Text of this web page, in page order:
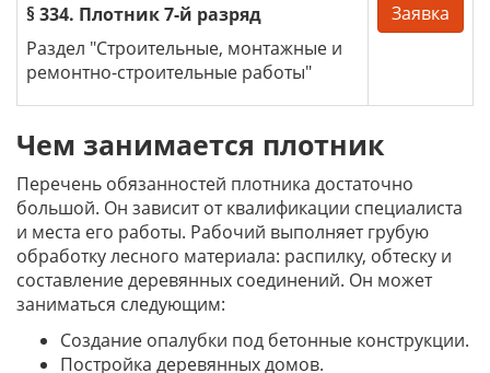
§ 334. Плотник 7-й разряд
Раздел "Строительные, монтажные и
ремонтно-строительные работы"
Заявка
Чем занимается плотник
Перечень обязанностей плотника достаточно
большой. Он зависит от квалификации специалиста
и места его работы. Рабочий выполняет грубую
обработку лесного материала: распилку, обтеску и
составление деревянных соединений. Он может
заниматься следующим:
Создание опалубки под бетонные конструкции.
Постройка деревянных домов.